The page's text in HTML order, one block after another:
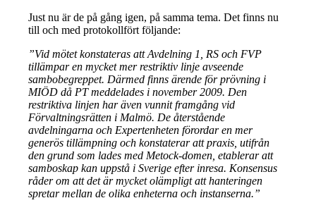
Just nu är de på gång igen, på samma tema. Det finns nu
till och med protokollfört följande:
”Vid mötet konstateras att Avdelning 1, RS och FVP
tillämpar en mycket mer restriktiv linje avseende
sambobegreppet. Därmed finns ärende för prövning i
MIÖD då PT meddelades i november 2009. Den
restriktiva linjen har även vunnit framgång vid
Förvaltningsrätten i Malmö. De återstående
avdelningarna och Expertenheten förordar en mer
generös tillämpning och konstaterar att praxis, utifrån
den grund som lades med Metock-domen, etablerar att
samboskap kan uppstå i Sverige efter inresa. Konsensus
råder om att det är mycket olämpligt att hanteringen
spretar mellan de olika enheterna och instanserna.”